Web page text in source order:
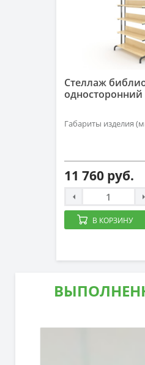
Стеллаж
односторонний
Габариты изделия
11 760 руб.
В КОРЗИНУ